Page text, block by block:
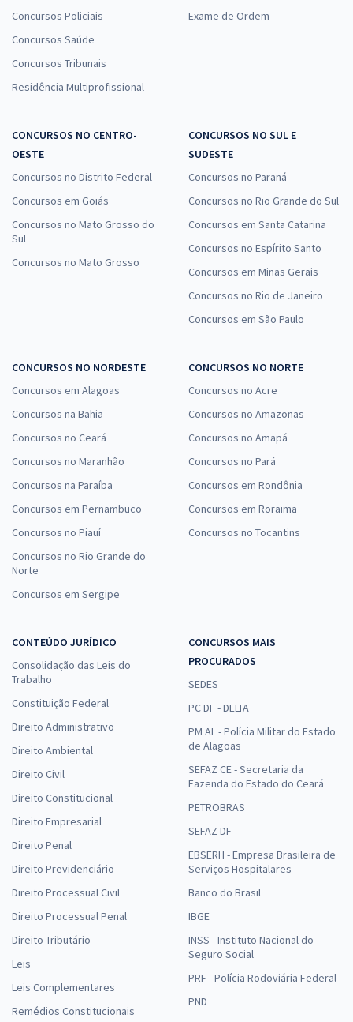
Concursos Policiais
Concursos Saúde
Concursos Tribunais
Residência Multiprofissional
Exame de Ordem
CONCURSOS NO CENTRO-
OESTE
Concursos no Distrito Federal
Concursos em Goiás
Concursos no Mato Grosso do
Sul
Concursos no Mato Grosso
CONCURSOS NO SUL E
SUDESTE
Concursos no Paraná
Concursos no Rio Grande do Sul
Concursos em Santa Catarina
Concursos no Espírito Santo
Concursos em Minas Gerais
Concursos no Rio de Janeiro
Concursos em São Paulo
CONCURSOS NO NORDESTE
Concursos em Alagoas
Concursos na Bahia
Concursos no Ceará
Concursos no Maranhão
Concursos na Paraíba
Concursos em Pernambuco
Concursos no Piauí
Concursos no Rio Grande do
Norte
Concursos em Sergipe
CONCURSOS NO NORTE
Concursos no Acre
Concursos no Amazonas
Concursos no Amapá
Concursos no Pará
Concursos em Rondônia
Concursos em Roraima
Concursos no Tocantins
CONTEÚDO JURÍDICO
Consolidação das Leis do
Trabalho
Constituição Federal
Direito Administrativo
Direito Ambiental
Direito Civil
Direito Constitucional
Direito Empresarial
Direito Penal
Direito Previdenciário
Direito Processual Civil
Direito Processual Penal
Direito Tributário
Leis
Leis Complementares
Remédios Constitucionais
CONCURSOS MAIS
PROCURADOS
SEDES
PC DF - DELTA
PM AL - Polícia Militar do Estado
de Alagoas
SEFAZ CE - Secretaria da
Fazenda do Estado do Ceará
PETROBRAS
SEFAZ DF
EBSERH - Empresa Brasileira de
Serviços Hospitalares
Banco do Brasil
IBGE
INSS - Instituto Nacional do
Seguro Social
PRF - Polícia Rodoviária Federal
PND